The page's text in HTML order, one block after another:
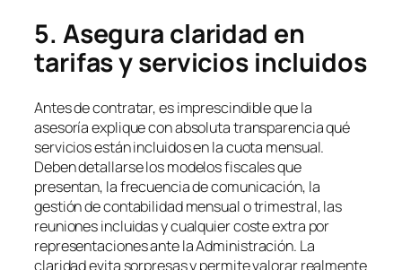
5. Asegura claridad en
tarifas y servicios incluidos
Antes de contratar, es imprescindible que la
asesoría explique con absoluta transparencia qué
servicios están incluidos en la cuota mensual.
Deben detallarse los modelos fiscales que
presentan, la frecuencia de comunicación, la
gestión de contabilidad mensual o trimestral, las
reuniones incluidas y cualquier coste extra por
representaciones ante la Administración. La
claridad evita sorpresas y permite valorar realmente